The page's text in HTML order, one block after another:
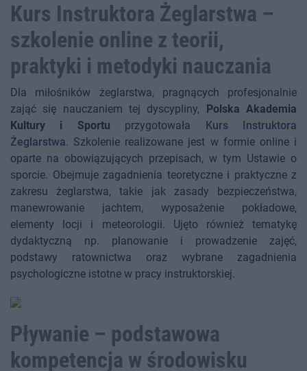
Kurs Instruktora Żeglarstwa –
szkolenie online z teorii,
praktyki i metodyki nauczania
Dla miłośników żeglarstwa, pragnących profesjonalnie
zająć się nauczaniem tej dyscypliny,
Polska Akademia
Kultury i Sportu przygotowała
Kurs Instruktora
Żeglarstwa. Szkolenie realizowane jest w formie online i
oparte na obowiązujących przepisach, w tym Ustawie o
sporcie. Obejmuje zagadnienia teoretyczne i praktyczne z
zakresu żeglarstwa, takie jak zasady bezpieczeństwa,
manewrowanie jachtem, wyposażenie pokładowe,
elementy locji i meteorologii. Ujęto również tematykę
dydaktyczną np. planowanie i prowadzenie zajęć,
podstawy ratownictwa oraz wybrane zagadnienia
psychologiczne istotne w pracy instruktorskiej.
Pływanie – podstawowa
kompetencja w środowisku